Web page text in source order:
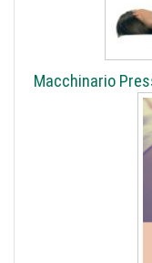
Macchinario